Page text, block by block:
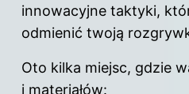
innowacyjne taktyki,
odmienić twoją
Oto kilka miejsc, gdzie
i materiałów: